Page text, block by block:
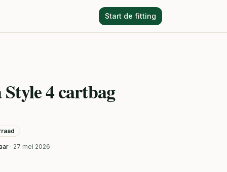
Start de fitting
4 cartbag
· 27 mei 2026